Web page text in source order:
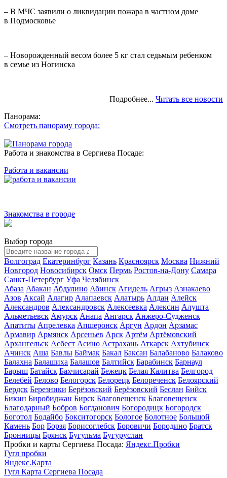
– В МЧС заявили о ликвидации пожара в частном доме
в Подмосковье
– Новорожденный весом более 5 кг стал седьмым ребенком
в семье из Ногинска
Подробнее... Читать все новости
Панорама:
Смотреть панораму города:
Работа и знакомства в Сергиева Посаде:
Работа и вакансии
Знакомства в городе
Выбор города
Волгоград Екатеринбург Казань Красноярск Москва Нижний
Новгород Новосибирск Омск Пермь Ростов-на-Дону Самара
Санкт-Петербург Уфа Челябинск
Абаза Абакан Абдулино Абинск Агидель Агрыз Азнакаево
Азов Аксай Алагир Алапаевск Алатырь Алдан Алейск
Александров Александровск Алексеевка Алексин Алушта
Альметьевск Амурск Анапа Ангарск Анжеро-Судженск
Апатиты Апрелевка Апшеронск Аргун Ардон Арзамас
Армавир Армянск Арсеньев Арск Артём Артёмовский
Архангельск Асбест Асино Астрахань Аткарск Ахтубинск
Ачинск Аша Бавлы Баймак Бакал Баксан Балабаново Балаково
Балахна Балашиха Балашов Балтийск Барабинск Барнаул
Барыш Батайск Бахчисарай Бежецк Белая Калитва Белгород
Белебей Белово Белогорск Белорецк Белореченск Белоярский
Бердск Березники Берёзовский Берёзовский Беслан Бийск
Бикин Биробиджан Бирск Благовещенск Благовещенск
Благодарный Бобров Богданович Богородицк Богородск
Боготол Бодайбо Бокситогорск Бологое Болотное Большой
Камень Бор Борзя Борисоглебск Боровичи Бородино Братск
Бронницы Брянск Бугульма Бугуруслан
Пробки и карты Сергиева Посада: Яндекс.Пробки
Гугл пробки
Яндекс.Карта
Гугл Карта Сергиева Посада